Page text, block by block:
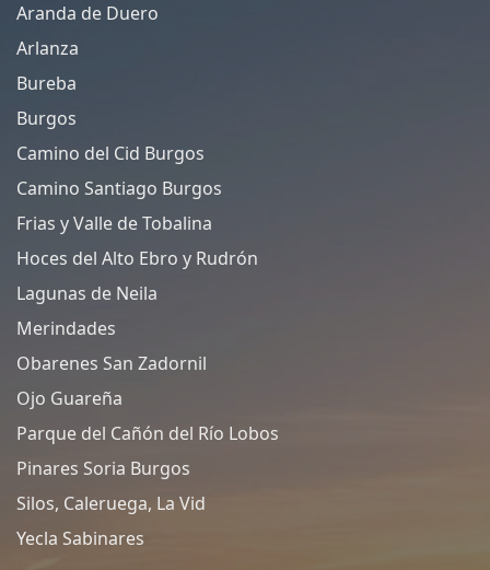
Aranda de Duero
Arlanza
Bureba
Burgos
Camino del Cid Burgos
Camino Santiago Burgos
Frias y Valle de Tobalina
Hoces del Alto Ebro y Rudrón
Lagunas de Neila
Merindades
Obarenes San Zadornil
Ojo Guareña
Parque del Cañón del Río Lobos
Pinares Soria Burgos
Silos, Caleruega, La Vid
Yecla Sabinares